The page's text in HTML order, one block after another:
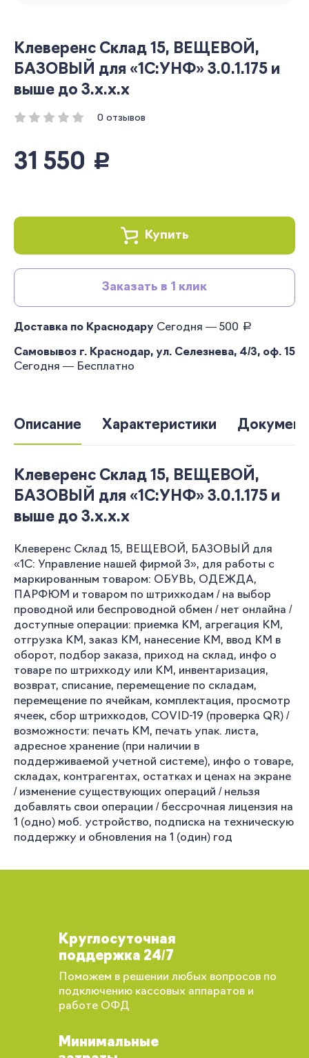
Клеверенс Склад 15, ВЕЩЕВОЙ,
БАЗОВЫЙ для «1С:УНФ» 3.0.1.175 и
выше до 3.x.x.x
0 отзывов
31 550 руб.
Купить
Заказать в 1 клик
Доставка по Краснодару Сегодня — 500 руб.
Самовывоз г. Краснодар, ул. Селезнева, 4/3, оф. 15
Сегодня — Бесплатно
Описание Характеристики
Клеверенс Склад 15, ВЕЩЕВОЙ,
БАЗОВЫЙ для «1С:УНФ» 3.0.1.175 и
выше до 3.x.x.x
Клеверенс Склад 15, ВЕЩЕВОЙ, БАЗОВЫЙ для
«1С: Управление нашей фирмой 3», для работы с
маркированным товаром: ОБУВЬ, ОДЕЖДА,
ПАРФЮМ и товаром по штрихкодам / на выбор
проводной или беспроводной обмен / нет онлайна /
доступные операции: приемка КМ, агрегация КМ,
отгрузка КМ, заказ КМ, нанесение КМ, ввод КМ в
оборот, подбор заказа, приход на склад, инфо о
товаре по штрихкоду или КМ, инвентаризация,
возврат, списание, перемещение по складам,
перемещение по ячейкам, комплектация, просмотр
ячеек, сбор штрихкодов, COVID-19 (проверка QR) /
возможности: печать КМ, печать упак. листа,
адресное хранение (при наличии в
поддерживаемой учетной системе), инфо о товаре,
складах, контрагентах, остатках и ценах на экране
/ изменение существующих операций / нельзя
добавлять свои операции / бессрочная лицензия на
1 (одно) моб. устройство, подписка на техническую
поддержку и обновления на 1 (один) год
Круглосуточная
поддержка 24/7
Поможем в решении любых вопросов по
подключению кассовых аппаратов и
работе ОФД
Минимальные